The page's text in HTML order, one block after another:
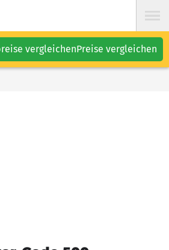
vergleichenPreise vergleichen